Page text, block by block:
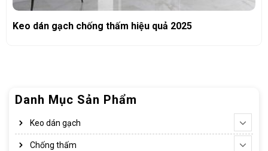
Danh Mục Sản Phẩm
Keo dán gạch
Chống thấm
Keo dán gạch chống thấm hiệu quả 2025